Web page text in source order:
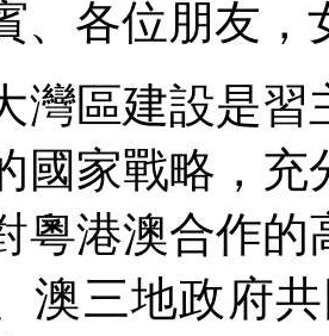
、各位朋友，
灣區建設是
國家戰略，
粵港澳合作
澳三地政府